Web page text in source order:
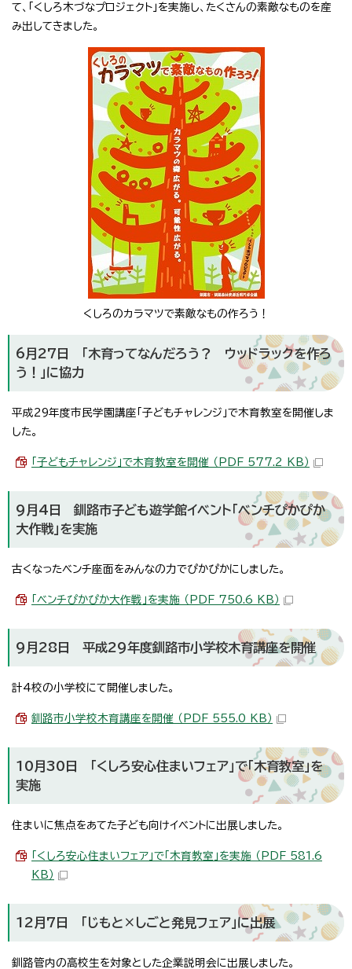
て、「くしろ木づなプロジェクト」を実施し、たくさんの素敵なものを産
み出してきました。
くしろのカラマツで素敵なもの作ろう！
6月27日 「木育ってなんだろう？ ウッドラックを作ろ
う！」に協力
平成29年度市民学園講座「子どもチャレンジ」で木育教室を開催しま
した。
「子どもチャレンジ」で木育教室を開催 （PDF 577.2 KB）
9月4日 釧路市子ども遊学館イベント「ベンチぴかぴか
大作戦」を実施
古くなったベンチ座面をみんなの力でぴかぴかにしました。
「ベンチぴかぴか大作戦」を実施 （PDF 750.6 KB）
9月28日 平成29年度釧路市小学校木育講座を開催
計4校の小学校にて開催しました。
釧路市小学校木育講座を開催 （PDF 555.0 KB）
10月30日 「くしろ安心住まいフェア」で「木育教室」を
実施
住まいに焦点をあてた子ども向けイベントに出展しました。
「くしろ安心住まいフェア」で「木育教室」を実施 （PDF 581.6
KB）
12月7日 「じもと×しごと発見フェア」に出展
釧路管内の高校生を対象とした企業説明会に出展しました。